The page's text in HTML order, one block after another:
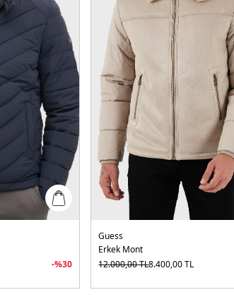
-%30
Guess
Erkek Mont
12.000,00TL8.400,00TL